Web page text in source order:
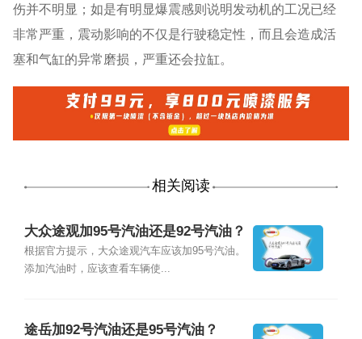
伤并不明显；如是有明显爆震感则说明发动机的工况已经
非常严重，震动影响的不仅是行驶稳定性，而且会造成活
塞和气缸的异常磨损，严重还会拉缸。
相关阅读
大众途观加95号汽油还是92号汽油？
根据官方提示，大众途观汽车应该加95号汽油。
添加汽油时，应该查看车辆使...
途岳加92号汽油还是95号汽油？